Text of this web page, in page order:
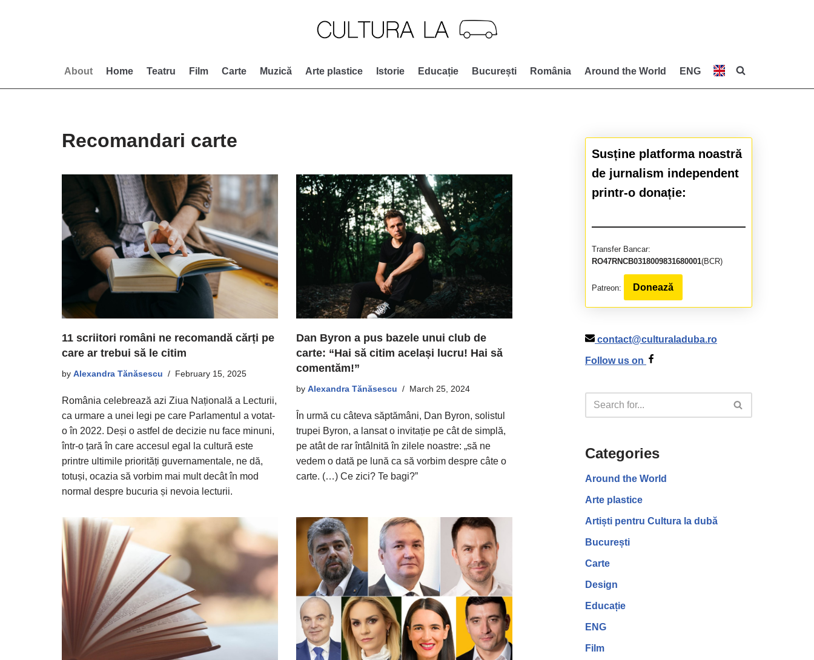
About Home Teatru Film Carte Muzică Arte plastice Istorie Educație București România Around the World ENG
Recomandari carte
11 scriitori români ne recomandă cărți pe
care ar trebui să le citim
by Alexandra Tănăsescu February 15, 2025
România celebrează azi Ziua Națională a Lecturii,
ca urmare a unei legi pe care Parlamentul a votat-
o în 2022. Deși o astfel de decizie nu face minuni,
într-o țară în care accesul egal la cultură este
printre ultimile priorități guvernamentale, ne dă,
totuși, ocazia să vorbim mai mult decât în mod
normal despre bucuria și nevoia lecturii.
Dan Byron a pus bazele unui club de
carte: “Hai să citim același lucru! Hai să
comentăm!”
by Alexandra Tănăsescu March 25, 2024
În urmă cu câteva săptămâni, Dan Byron, solistul
trupei Byron, a lansat o invitație pe cât de simplă,
pe atât de rar întâlnită în zilele noastre: „să ne
vedem o dată pe lună ca să vorbim despre câte o
carte. (…) Ce zici? Te bagi?”
Susține platforma noastră
de jurnalism independent
printr-o donație:
Transfer Bancar:
RO47RNCB0318009831680001(BCR)
Patreon: Donează
contact@culturaladuba.ro
Follow us on
Categories
Around the World
Arte plastice
Artiști pentru Cultura la dubă
București
Carte
Design
Educație
ENG
Film